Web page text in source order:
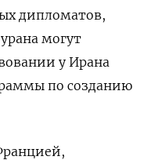
дипломатов,
могут
у Ирана
по созданию